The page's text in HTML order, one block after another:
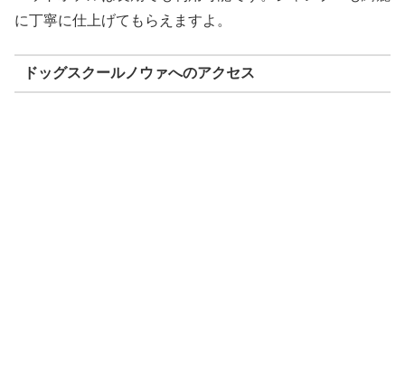
に丁寧に仕上げてもらえますよ。
ドッグスクールノウァへのアクセス